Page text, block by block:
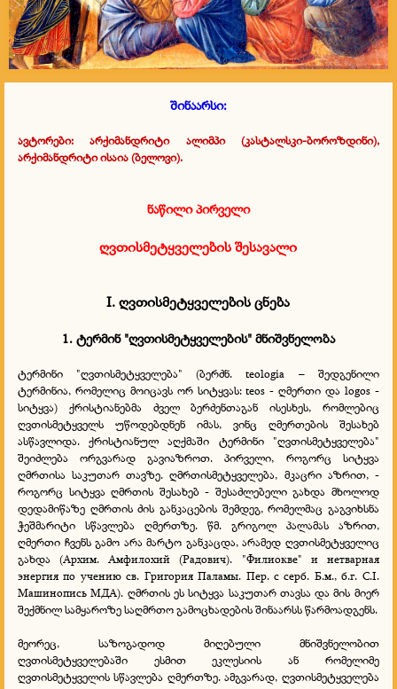
შინაარსი:
ავტორები: არქიმანდრიტი ალიმპი (კასტალსკი-ბოროზდინი),
არქიმანდრიტი ისაია (ბელოვი).
ნაწილი პირველი
ღვთისმეტყველების შესავალი
I. ღვთისმეტყველების ცნება
1. ტერმინ "ღვთისმეტყველების" მნიშვნელობა
ტერმინი "ღვთისმეტყველება" (ბერძნ. teologia – შედგენილი
ტერმინია, რომელიც მოიცავს ორ სიტყვას: teos - ღმერთი და logos -
სიტყვა) ქრისტიანებმა ძველ ბერძენთაგან ისესხეს, რომლებიც
ღვთისმეტყველს უწოდებდნენ იმას, ვინც ღმერთების შესახებ
ასწავლიდა. ქრისტიანულ აღქმაში ტერმინი "ღვთისმეტყველება"
შეიძლება ორგვარად გავიაზროთ. პირველი, როგორც სიტყვა
ღმრთისა საკუთარ თავზე. ღმრთისმეტყველება, მკაცრი აზრით, -
როგორც სიტყვა ღმრთის შესახებ - შესაძლებელი გახდა მხოლოდ
დედამიწაზე ღმრთის ძის განკაცების შემდეგ, რომელმაც გაგვიხსნა
ჭეშმარიტი სწავლება ღმერთზე. წმ. გრიგოლ პალამას აზრით,
ღმერთი ჩვენს გამო არა მარტო განკაცდა, არამედ ღვთისმეტყველიც
გახდა (Архим. Амфилохий (Радович). "Филиокве" и нетварная
энергия по учению св. Григория Паламы. Пер. с серб. Б.м., б.г. C.I.
Машинопись МДА). ღმრთის ეს სიტყვა საკუთარ თავსა და მის მიერ
შექმნილ სამყაროზე საღმრთო გამოცხადების შინაარსს წარმოადგენს.
მეორეც, საზოგადოდ მიღებული მნიშვნელობით
ღვთისმეტყველებაში ესმით ეკლესიის ან რომელიმე
ღვთისმეტყველის სწავლება ღმერთზე. ამგვარად, ღვთისმეტყველება